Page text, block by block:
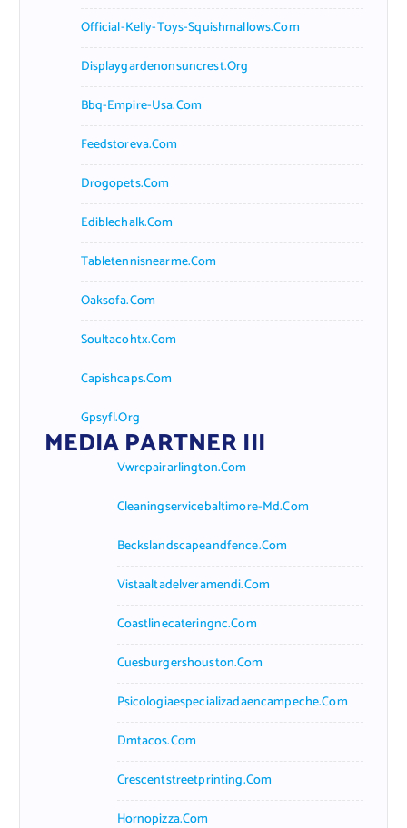
Official-Kelly-Toys-Squishmallows.com
Displaygardenonsuncrest.org
Bbq-Empire-Usa.com
Feedstoreva.com
Drogopets.com
Ediblechalk.com
Tabletennisnearme.com
Oaksofa.com
Soultacohtx.com
Capishcaps.com
Gpsyfl.org
MEDIA PARTNER III
Vwrepairarlington.com
Cleaningservicebaltimore-Md.com
Beckslandscapeandfence.com
Vistaaltadelveramendi.com
Coastlinecateringnc.com
Cuesburgershouston.com
Psicologiaespecializadaencampeche.com
Dmtacos.com
Crescentstreetprinting.com
Hornopizza.com